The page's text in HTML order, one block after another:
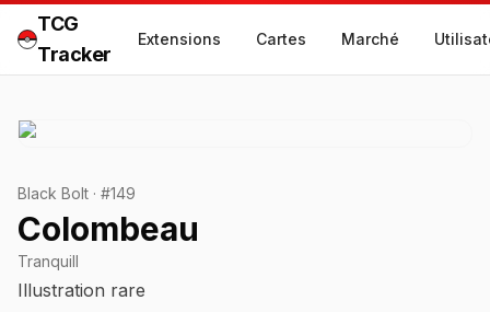
TCG
Tracker
Extensions Cartes Marché
Black Bolt · #149
Colombeau
Tranquill
Illustration rare